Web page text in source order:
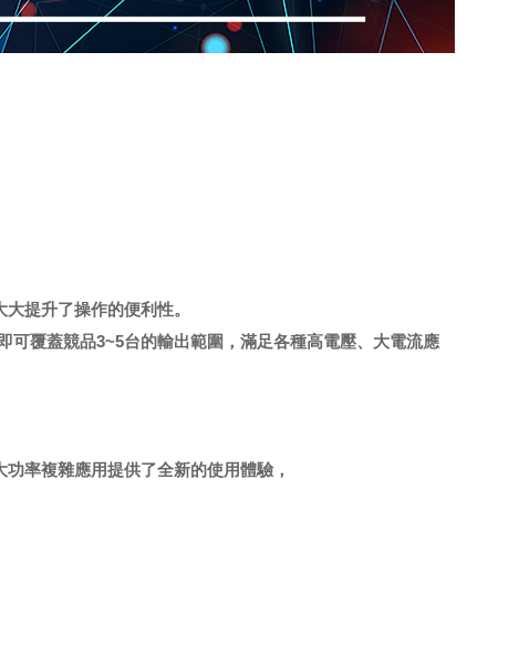
提升了操作的便利性。
覆蓋競品3~5台的輸出範圍，滿足各種高電壓、大電流應
率複雜應用提供了全新的使用體驗，